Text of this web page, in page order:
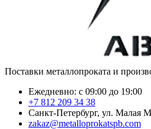
Поставки металлопроката и
Ежедневно: с 09:00 до 19:00
+7 812 209 34 38
Санкт-Петербург, ул. Малая
zakaz@metalloprokatspb.com